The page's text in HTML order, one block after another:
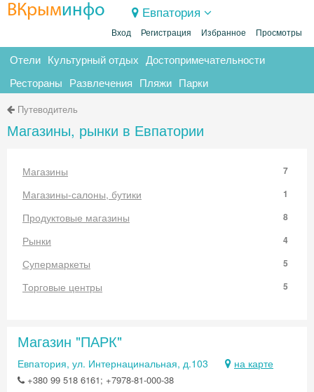
ВКрыминфо Евпатория
Вход Регистрация Избранное Просмотры
Отели Культурный отдых Достопримечательности
Рестораны Развлечения Пляжи Парки
Путеводитель
Магазины, рынки в Евпатории
Магазины 7
Магазины-салоны, бутики 1
Продуктовые магазины 8
Рынки 4
Супермаркеты 5
Торговые центры 5
Магазин "ПАРК"
Евпатория, ул. Интернацинальная, д.103 на карте
+380 99 518 6161; +7978-81-000-38